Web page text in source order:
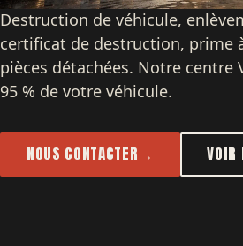
Destruction de véhicule,
certificat de destruction, prime
pièces détachées. Notre centre
95 % de votre véhicule.
NOUS CONTACTER→ VOIR